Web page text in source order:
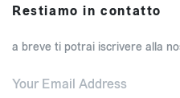
Restiamo in contatto
a breve ti potrai iscrivere alla